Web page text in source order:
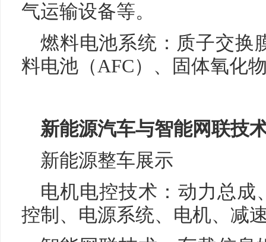
气运输设备等。
燃料电池系统：质子交换
料电池（AFC）、固体氧化
新能源汽车与智能网联技
新能源整车展示
电机电控技术：动力总成
控制、电源系统、电机、减